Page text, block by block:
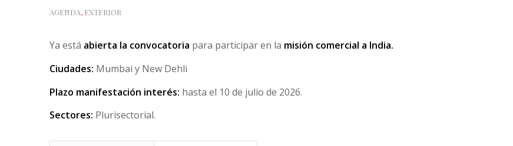
AGENDA, EXTERIOR
Ya está abierta la convocatoria para participar en la misión comercial a India.
Ciudades: Mumbai y New Dehli
Plazo manifestación interés: hasta el 10 de julio de 2026.
Sectores: Plurisectorial.